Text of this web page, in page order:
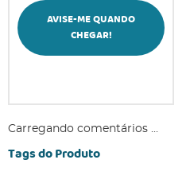
AVISE-ME QUANDO
CHEGAR!
Carregando comentários ...
Tags do Produto